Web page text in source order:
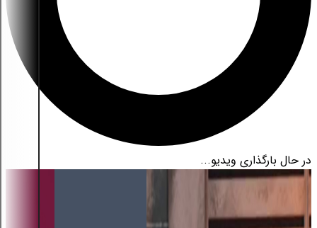
در حال بارگذاری ویدیو...